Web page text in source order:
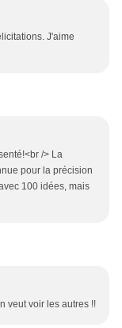
J'aime
/> La
pour la précision
100 idées, mais
veut voir les autres !!